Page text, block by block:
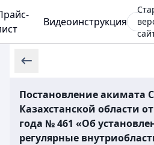
Видеоинструкция
Постановление акимата
Казахстанской области
года № 461 «Об
регулярные